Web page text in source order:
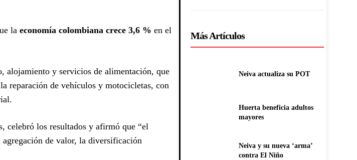
la economía colombiana crece 3,6 % en el
alojamiento y servicios de alimentación, que
reparación de vehículos y motocicletas, con
celebró los resultados y afirmó que “el
de valor, la diversificación
Más Artículos
Neiva actualiza su POT
Huerta beneficia adultos
mayores
Neiva y su nueva ‘arma’
contra El Niño